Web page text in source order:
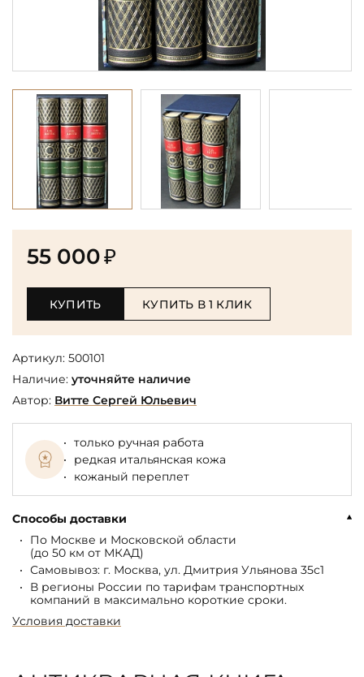
55 000₽
КУПИТЬ КУПИТЬ В 1 КЛИК
Артикул: 500101
Наличие: уточняйте наличие
Автор: Витте Сергей Юльевич
только ручная работа
редкая итальянская кожа
кожаный переплет
Способы доставки
По Москве и Московской области
(до 50 км от МКАД)
Самовывоз: г. Москва, ул. Дмитрия Ульянова 35с1
В регионы России по тарифам транспортных
компаний в максимально короткие сроки.
Условия доставки